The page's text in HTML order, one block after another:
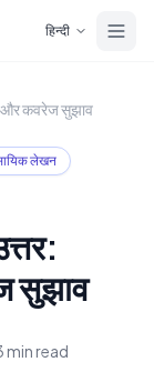
हिन्दी
और कवरेज सुझाव
लेखन
सुझाव
min read